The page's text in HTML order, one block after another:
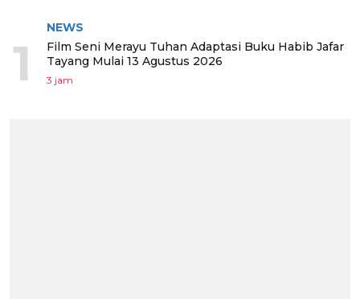
1
NEWS
Film Seni Merayu Tuhan Adaptasi Buku Habib Jafar
Tayang Mulai 13 Agustus 2026
3 jam